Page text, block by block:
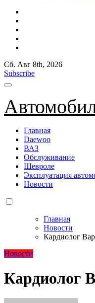
Сб. Авг 8th, 2026
Subscribe
Главная
Daewoo
ВАЗ
Обслуживание
Шевроле
Эксплуатация
Новости
Главная
Новости
Кардиолог
Новости
Кардиолог